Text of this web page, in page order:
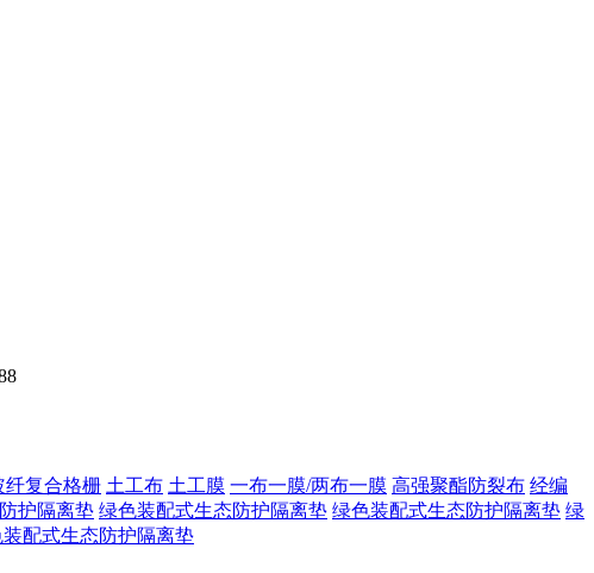
纤复合格栅 土工布 土工膜 一布一膜/两布一膜 高强聚酯防裂布 经编
护隔离垫 绿色装配式生态防护隔离垫 绿色装配式生态防护隔离垫 绿
配式生态防护隔离垫